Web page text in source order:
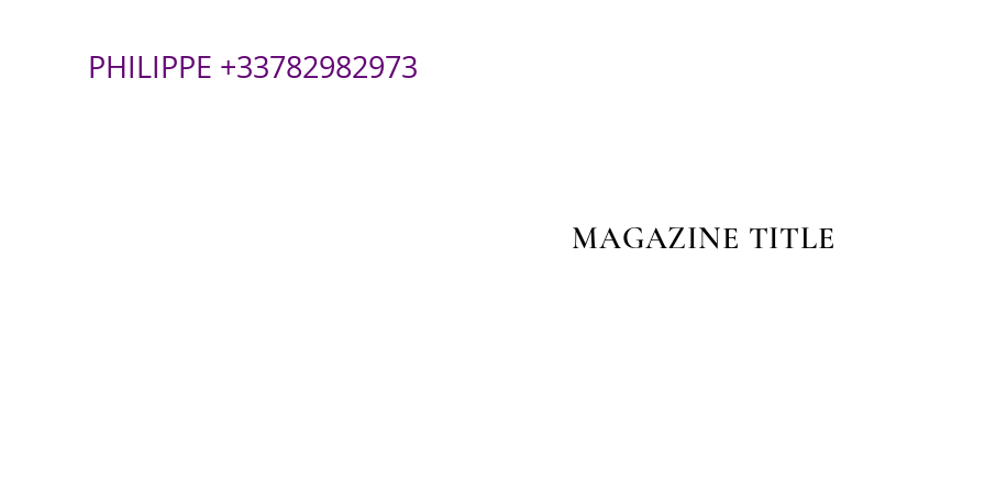
PHILIPPE +33782982973
MAGAZINE TITLE